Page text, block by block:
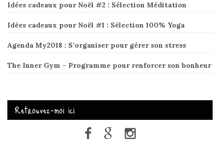
Idées cadeaux pour Noël #2 : Sélection Méditation
Idées cadeaux pour Noël #1 : Sélection 100% Yoga
Agenda My2018 : S’organiser pour gérer son stress
The Inner Gym – Programme pour renforcer son bonheur
Retrouvez-moi ici